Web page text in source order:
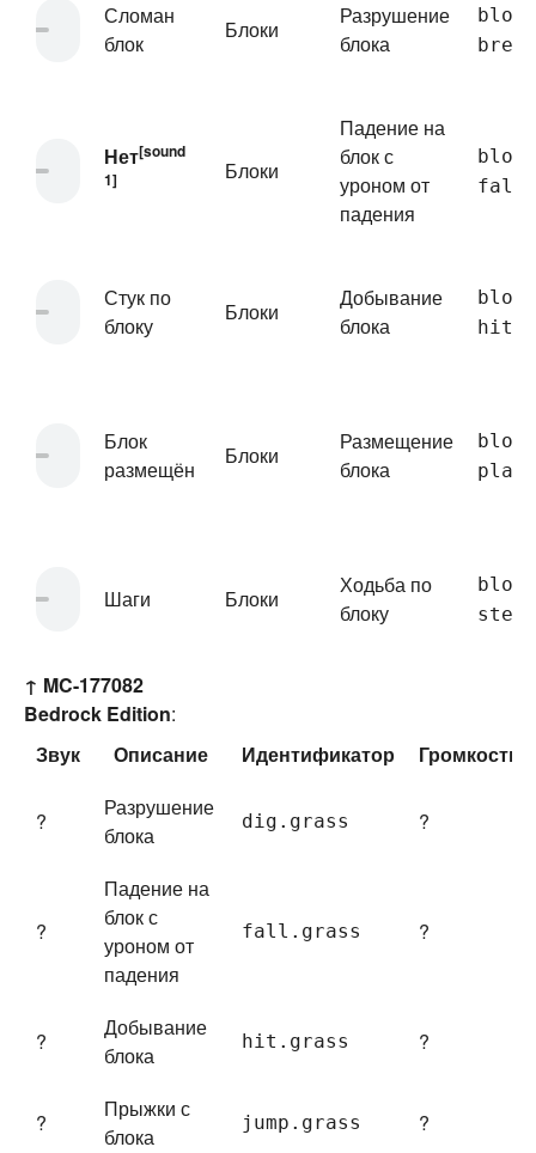
Сломан
блок
Блоки
Разрушение
блока
break
Нет[sound
1]
Блоки
Падение на
блок с
уроном от
падения
fall
Стук по
блоку
Блоки
Добывание
блока
hit
Блок
размещён
Блоки
Размещение
блока
place
Шаги Блоки
Ходьба по
блоку
step
↑ MC-177082
Bedrock Edition:
Звук
Описание Идентификатор Громкость
?
Разрушение
блока
dig. grass ?
?
Падение на
блок с
уроном от
падения
fall. grass ?
?
Добывание
блока
hit. grass ?
?
Прыжки с
блока
jump. grass ?